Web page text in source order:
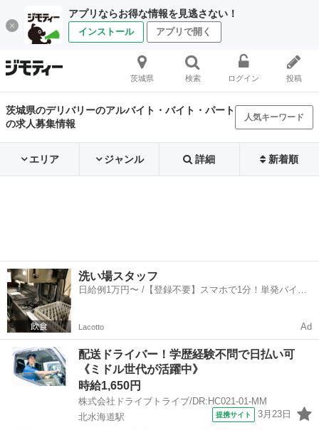
アプリならお得な情報を見逃さない！
インストール アプリで開く
茨城県 検索 ログイン 投稿
茨城県のデリバリーのアルバイト・バイト・パート
の求人募集情報
人気キーワード
エリア ジャンル 詳細 新着順
洗い場スタッフ
日給例1万円〜 /【登録不要】スマホで1分！単発バイト
Lacotto Ad
配送ドライバー！学歴経験不問で日払い可
《ミドル世代が活躍中》
時給1,650円
株式会社ドライブトライブ/DR:HC021-01-MM
北水海道駅
提携サイト 3月23日